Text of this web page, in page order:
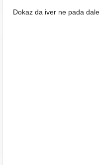
Dokaz da iver ne pada